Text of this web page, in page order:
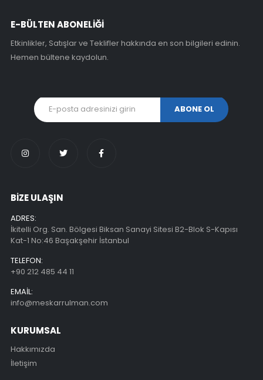
E-BÜLTEN ABONELİĞİ
Etkinlikler, Satışlar ve Teklifler hakkında en son bilgileri edinin.
Hemen bültene kaydolun.
BİZE ULAŞIN
ADRES:
İkitelli Org. San. Bölgesi Biksan Sanayi Sitesi B2-Blok S-Kapısı
Kat-1 No:46 Başakşehir İstanbul
TELEFON:
+90 212 485 44 11
EMAIL:
info@meskarrulman.com
KURUMSAL
Hakkımızda
İletişim